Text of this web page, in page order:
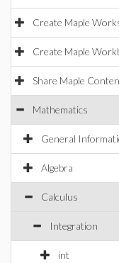
Create Maple
Create Maple
Share Maple
Mathematics
General
Algebra
Calculus
Integration
int